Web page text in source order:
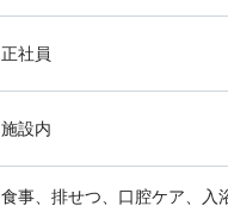
正社員
施設内
食事、排せつ、口腔ケア、入